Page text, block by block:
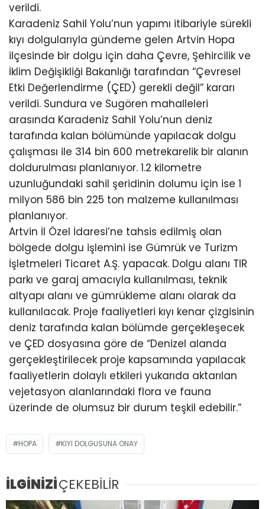
verildi.
Karadeniz Sahil Yolu’nun yapımı itibariyle sürekli
kıyı dolgularıyla gündeme gelen Artvin Hopa
ilçesinde bir dolgu için daha Çevre, Şehircilik ve
İklim Değişikliği Bakanlığı tarafından “Çevresel
Etki Değerlendirme (ÇED) gerekli değil” kararı
verildi. Sundura ve Sugören mahalleleri
arasında Karadeniz Sahil Yolu’nun deniz
tarafında kalan bölümünde yapılacak dolgu
çalışması ile 314 bin 600 metrekarelik bir alanın
doldurulması planlanıyor. 1.2 kilometre
uzunluğundaki sahil şeridinin dolumu için ise 1
milyon 586 bin 225 ton malzeme kullanılması
planlanıyor.
Artvin İl Özel İdaresi’ne tahsis edilmiş olan
bölgede dolgu işlemini ise Gümrük ve Turizm
İşletmeleri Ticaret A.Ş. yapacak. Dolgu alanı TIR
parkı ve garaj amacıyla kullanılması, teknik
altyapı alanı ve gümrükleme alanı olarak da
kullanılacak. Proje faaliyetleri kıyı kenar çizgisinin
deniz tarafında kalan bölümde gerçekleşecek
ve ÇED dosyasına göre de “Denizel alanda
gerçekleştirilecek proje kapsamında yapılacak
faaliyetlerin dolaylı etkileri yukarıda aktarılan
vejetasyon alanlarındaki flora ve fauna
üzerinde de olumsuz bir durum teşkil edebilir.”
HOPA KIYI DOLGUSUNA ONAY
İLGİNİZİÇEKEBİLİR